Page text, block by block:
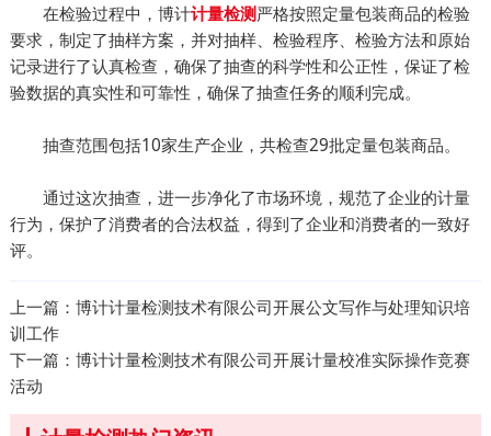
在检验过程中，博计计量检测严格按照定量包装商品的检验
要求，制定了抽样方案，并对抽样、检验程序、检验方法和原始
记录进行了认真检查，确保了抽查的科学性和公正性，保证了检
验数据的真实性和可靠性，确保了抽查任务的顺利完成。
抽查范围包括10家生产企业，共检查29批定量包装商品。
通过这次抽查，进一步净化了市场环境，规范了企业的计量
行为，保护了消费者的合法权益，得到了企业和消费者的一致好
评。
上一篇： 博计计量检测技术有限公司开展公文写作与处理知识培
训工作
下一篇： 博计计量检测技术有限公司开展计量校准实际操作竞赛
活动